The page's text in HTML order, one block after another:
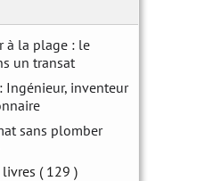
à la plage : le
un transat
Ingénieur, inventeur
sans plomber
( 129 )